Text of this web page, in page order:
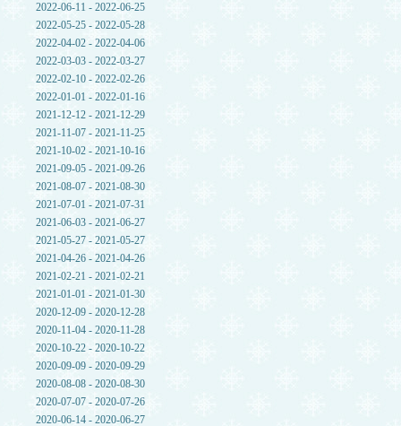
2022-06-11 - 2022-06-25
2022-05-25 - 2022-05-28
2022-04-02 - 2022-04-06
2022-03-03 - 2022-03-27
2022-02-10 - 2022-02-26
2022-01-01 - 2022-01-16
2021-12-12 - 2021-12-29
2021-11-07 - 2021-11-25
2021-10-02 - 2021-10-16
2021-09-05 - 2021-09-26
2021-08-07 - 2021-08-30
2021-07-01 - 2021-07-31
2021-06-03 - 2021-06-27
2021-05-27 - 2021-05-27
2021-04-26 - 2021-04-26
2021-02-21 - 2021-02-21
2021-01-01 - 2021-01-30
2020-12-09 - 2020-12-28
2020-11-04 - 2020-11-28
2020-10-22 - 2020-10-22
2020-09-09 - 2020-09-29
2020-08-08 - 2020-08-30
2020-07-07 - 2020-07-26
2020-06-14 - 2020-06-27